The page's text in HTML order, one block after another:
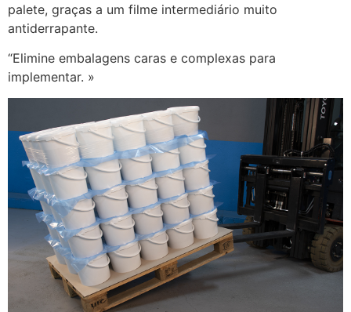
palete, graças a um filme intermediário muito
antiderrapante.
“Elimine embalagens caras e complexas para
implementar. »